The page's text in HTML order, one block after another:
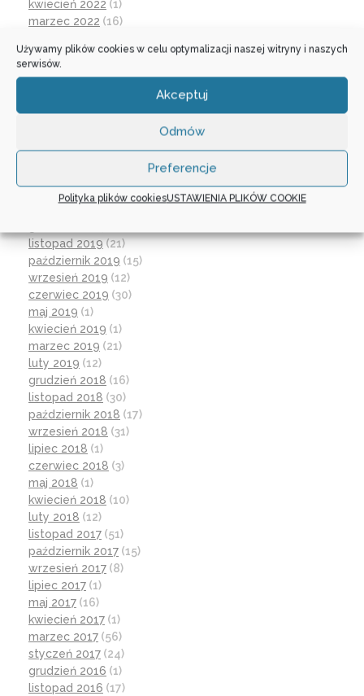
Używamy plików cookies w celu optymalizacji naszej witryny i naszych
serwisów.
Akceptuj
Odmów
Preferencje
Polityka plików cookiesUSTAWIENIA PLIKÓW COOKIE
kwiecień 2022 (1)
marzec 2022 (16)
wrzesień 2021(28)
luty 2020 (10)
listopad 2019(21)
październik 2019 (15)
wrzesień 2019 (12)
czerwiec 2019 (30)
maj 2019 (1)
kwiecień 2019 (1)
marzec 2019 (21)
luty 2019 (12)
grudzień 2018 (16)
listopad 2018 (30)
październik 2018 (17)
wrzesień 2018 (31)
lipiec 2018 (1)
czerwiec 2018 (3)
maj 2018 (1)
kwiecień 2018 (10)
luty 2018 (12)
listopad 2017 (51)
październik 2017 (15)
wrzesień 2017 (8)
lipiec 2017 (1)
maj 2017 (16)
kwiecień 2017 (1)
marzec 2017 (56)
styczeń 2017 (24)
grudzień 2016 (1)
listopad 2016 (17)